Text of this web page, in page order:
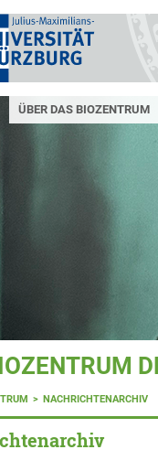
ÜBER DAS BIOZENTRUM
NACHRICHTENARCHIV